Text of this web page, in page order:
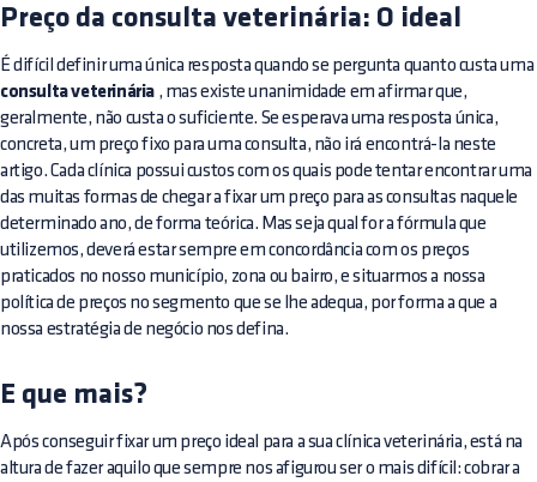
Preço da consulta veterinária: O ideal
É difícil definir uma única resposta quando se pergunta quanto custa uma
consulta veterinária , mas existe unanimidade em afirmar que,
geralmente, não custa o suficiente. Se esperava uma resposta única,
concreta, um preço fixo para uma consulta, não irá encontrá-la neste
artigo. Cada clínica possui custos com os quais pode tentar encontrar uma
das muitas formas de chegar a fixar um preço para as consultas naquele
determinado ano, de forma teórica. Mas seja qual for a fórmula que
utilizemos, deverá estar sempre em concordância com os preços
praticados no nosso município, zona ou bairro, e situarmos a nossa
política de preços no segmento que se lhe adequa, por forma a que a
nossa estratégia de negócio nos defina.
E que mais?
Após conseguir fixar um preço ideal para a sua clínica veterinária, está na
altura de fazer aquilo que sempre nos afigurou ser o mais difícil: cobrar a